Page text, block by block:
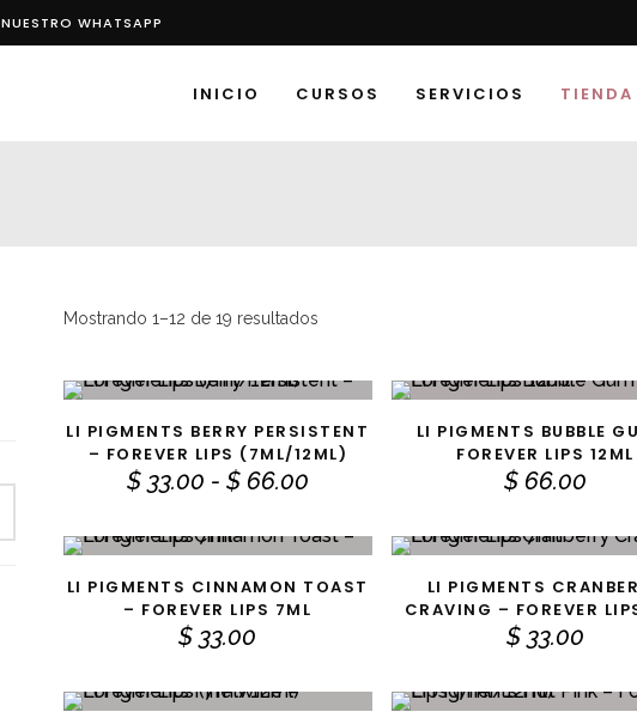
NUESTRO WHATSAPP
INICIO CURSOS SERVICIOS TIENDA
Mostrando 1–12 de 19 resultados
SELECCIONAR OPCIONES
Este producto tiene múltiples variantes. Las opciones se pueden elegir en la página de producto
LI PIGMENTS BERRY PERSISTENT
– FOREVER LIPS (7ML/12ML)
$33.00 - $66.00Rango
desde
$ 33.00
hasta
$ 66.00
AÑADIR AL CARRITO
LI PIGMENTS BUBBLE
FOREVER LIPS 12ML
$66.00
AÑADIR AL CARRITO
LI PIGMENTS CINNAMON TOAST
– FOREVER LIPS 7ML
$ 33.00
AÑADIR AL CARRITO
LI PIGMENTS
CRAVING – FOREVER
$33.00
Este producto tiene múltiples variantes. Las opciones se pueden elegir en la página de producto